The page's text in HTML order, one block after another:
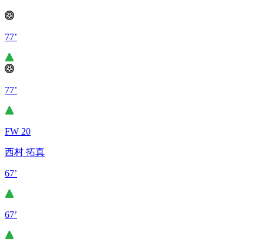
77’
77’
FW 20
西村 拓真
67’
67’